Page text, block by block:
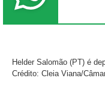
Helder Salomão (PT) é
Crédito: Cleia Viana/